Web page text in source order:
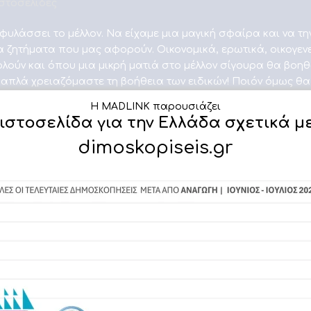
το μέλλον. Να είχαμε μια μαγική σφαίρα και να
που μας αφορούν. Οικονομικά, ερωτικά,
και όπου μια μικρή ματιά στο μέλλον σίγουρα θα
χρειαζόμαστε τη βοήθεια των ειδικών! Ποιόν όμως θα
καλά το internet και βρήκαμε τις 10 καλύτερες
Η MADLINK παρουσιάζει
για την Ελλάδα σχετικά
dimoskopiseis.gr